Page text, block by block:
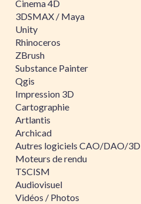
Cinema 4D
3DSMAX / Maya
Unity
Rhinoceros
ZBrush
Substance Painter
Qgis
Impression 3D
Cartographie
Artlantis
Archicad
Autres logiciels CAO/DAO/3D
Moteurs de rendu
TSCISM
Audiovisuel
Vidéos / Photos